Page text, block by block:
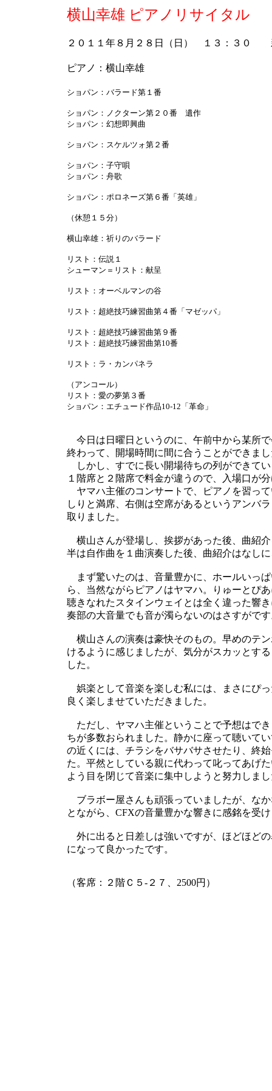
横山幸雄 ピアノリサイタル
２０１１年８月２８日（日） １３：３０
ピアノ：横山幸雄
ショパン：バラード第１番
ショパン：ノクターン第２０番 遺作
ショパン：幻想即興曲
ショパン：スケルツォ第２番
ショパン：子守唄
ショパン：舟歌
ショパン：ポロネーズ第６番「英雄」
（休憩１５分）
横山幸雄：祈りのバラード
リスト：伝説１
シューマン＝リスト：献呈
リスト：オーベルマンの谷
リスト：超絶技巧練習曲第４番「マゼッパ」
リスト：超絶技巧練習曲第９番
リスト：超絶技巧練習曲第10番
リスト：ラ・カンパネラ
（アンコール）
リスト：愛の夢第３番
ショパン：エチュード作品10-12「革命」
今日は日曜日というのに、午前中から某所
終わって、開場時間に間に合うことができま
しかし、すでに長い開場待ちの列ができて
１階席と２階席で料金が違うので、入場口が
ヤマハ主催のコンサートで、ピアノを習っ
しりと満席、右側は空席があるというアンバ
取りました。
横山さんが登場し、挨拶があった後、曲紹
半は自作曲を１曲演奏した後、曲紹介はなし
まず驚いたのは、音量豊かに、ホールいっ
ら、当然ながらピアノはヤマハ。りゅーとぴ
聴きなれたスタインウェイとは全く違った響
奏部の大音量でも音が濁らないのはさすがで
横山さんの演奏は豪快そのもの。早めのテ
けるように感じましたが、気分がスカッとす
した。
娯楽として音楽を楽しむ私には、まさにぴ
良く楽しませていただきました。
ただし、ヤマハ主催ということで予想はで
ちが多数おられました。静かに座って聴いて
の近くには、チラシをバサバサさせたり、終
た。平然としている親に代わって叱ってあげ
よう目を閉じて音楽に集中しようと努力しま
ブラボー屋さんも頑張っていましたが、な
とながら、CFXの音量豊かな響きに感銘を受
外に出ると日差しは強いですが、ほどほど
になって良かったです。
（客席：２階Ｃ５-２７、2500円）